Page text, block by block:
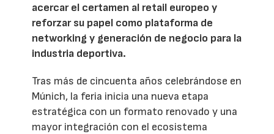
acercar el certamen al retail europeo y
reforzar su papel como plataforma de
networking y generación de negocio para la
industria deportiva.
Tras más de cincuenta años celebrándose en
Múnich, la feria inicia una nueva etapa
estratégica con un formato renovado y una
mayor integración con el ecosistema